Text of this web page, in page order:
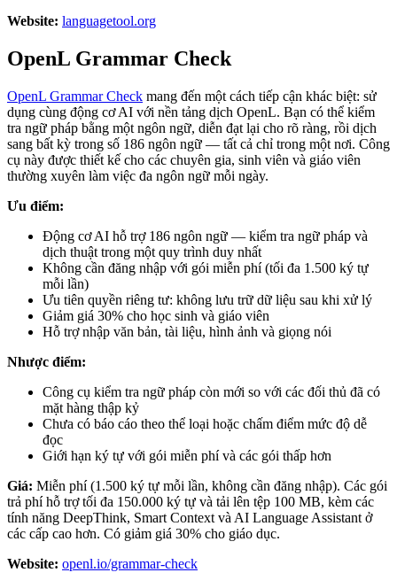
Website: languagetool.org
OpenL Grammar Check
OpenL Grammar Check mang đến một cách tiếp cận khác biệt: sử
dụng cùng động cơ AI với nền tảng dịch OpenL. Bạn có thể kiểm
tra ngữ pháp bằng một ngôn ngữ, diễn đạt lại cho rõ ràng, rồi dịch
sang bất kỳ trong số 186 ngôn ngữ — tất cả chỉ trong một nơi. Công
cụ này được thiết kế cho các chuyên gia, sinh viên và giáo viên
thường xuyên làm việc đa ngôn ngữ mỗi ngày.
Ưu điểm:
Động cơ AI hỗ trợ 186 ngôn ngữ — kiểm tra ngữ pháp và
dịch thuật trong một quy trình duy nhất
Không cần đăng nhập với gói miễn phí (tối đa 1.500 ký tự
mỗi lần)
Ưu tiên quyền riêng tư: không lưu trữ dữ liệu sau khi xử lý
Giảm giá 30% cho học sinh và giáo viên
Hỗ trợ nhập văn bản, tài liệu, hình ảnh và giọng nói
Nhược điểm:
Công cụ kiểm tra ngữ pháp còn mới so với các đối thủ đã có
mặt hàng thập kỷ
Chưa có báo cáo theo thể loại hoặc chấm điểm mức độ dễ
đọc
Giới hạn ký tự với gói miễn phí và các gói thấp hơn
Giá: Miễn phí (1.500 ký tự mỗi lần, không cần đăng nhập). Các gói
trả phí hỗ trợ tối đa 150.000 ký tự và tải lên tệp 100 MB, kèm các
tính năng DeepThink, Smart Context và AI Language Assistant ở
các cấp cao hơn. Có giảm giá 30% cho giáo dục.
Website: openl.io/grammar-check